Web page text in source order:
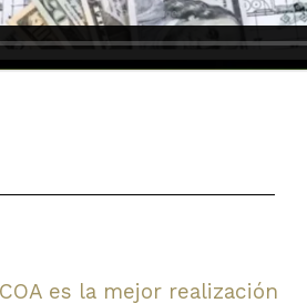
es la mejor realización